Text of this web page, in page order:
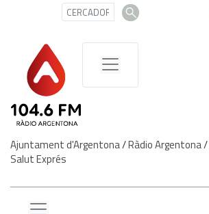
Ajuntament d'Argentona/Ràdio Argentona/
Salut Exprés